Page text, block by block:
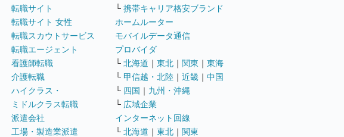
転職サイト
転職サイト 女性
転職スカウトサービス
転職エージェント
看護師転職
介護転職
ハイクラス・
ミドルクラス転職
派遣会社
工場・製造業派遣
└ 携帯キャリア格安ブランド
ホームルーター
モバイルデータ通信
プロバイダ
└ 北海道 ｜ 東北 ｜ 関東 ｜ 東海
└ 甲信越・北陸 ｜ 近畿 ｜ 中国
└ 四国 ｜ 九州・沖縄
└ 広域企業
インターネット回線
└ 北海道 ｜ 東北 ｜ 関東